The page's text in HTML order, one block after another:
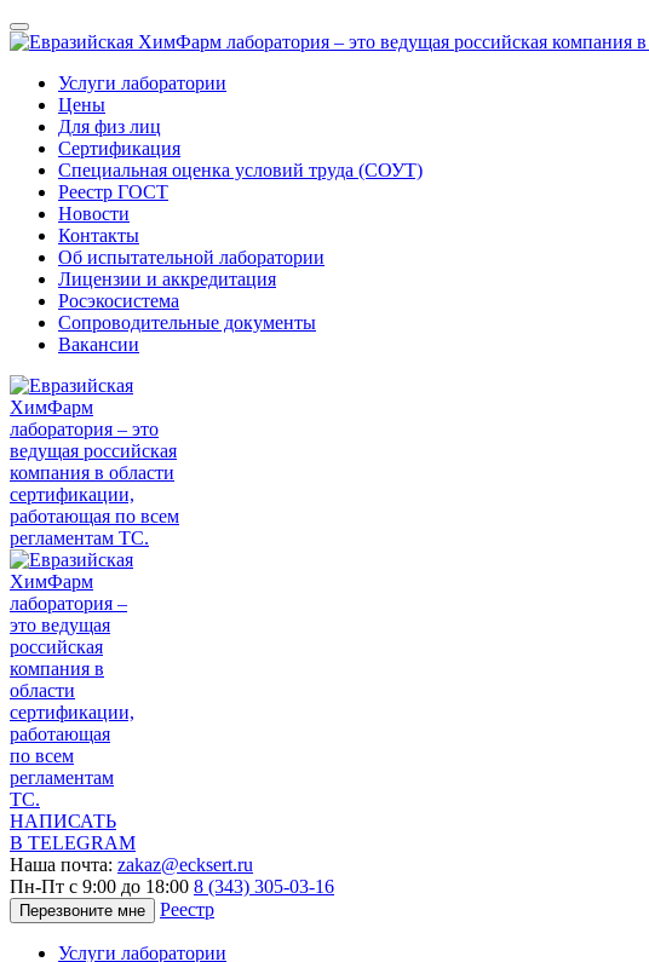
Услуги лаборатории
Цены
Для физ лиц
Сертификация
Специальная оценка условий труда (СОУТ)
Реестр ГОСТ
Новости
Контакты
Об испытательной лаборатории
Лицензии и аккредитация
Росэкосистема
Сопроводительные документы
Вакансии
НАПИСАТЬ
В TELEGRAM
Наша почта: zakaz@ecksert.ru
Пн-Пт с 9:00 до 18:00 8 (343) 305-03-16
Перезвоните мне Реестр
Услуги лаборатории